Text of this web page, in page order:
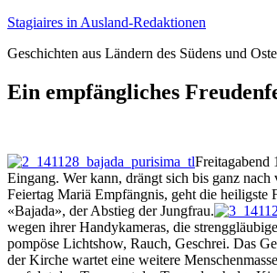
Zum
springen
Stagiaires in Ausland-Redaktionen
Geschichten aus Ländern des Südens und
Ein empfängliches
Freitagabend
Eingang. Wer kann, drängt sich bis ganz
Feiertag Mariä Empfängnis, geht die heiligste
«Bajada», der Abstieg der Jungfrau.
wegen ihrer Handykameras, die
pompöse Lichtshow, Rauch, Geschrei. Das
der Kirche wartet eine weitere